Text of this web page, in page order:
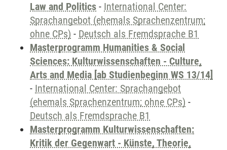
Law and Politics - International Center:
Sprachangebot (ehemals Sprachenzentrum;
ohne CPs) - Deutsch als Fremdsprache B1
Masterprogramm Humanities & Social
Sciences: Kulturwissenschaften - Culture,
Arts and Media [ab Studienbeginn WS 13/14]
- International Center: Sprachangebot
(ehemals Sprachenzentrum; ohne CPs) -
Deutsch als Fremdsprache B1
Masterprogramm Kulturwissenschaften:
Kritik der Gegenwart - Künste, Theorie,